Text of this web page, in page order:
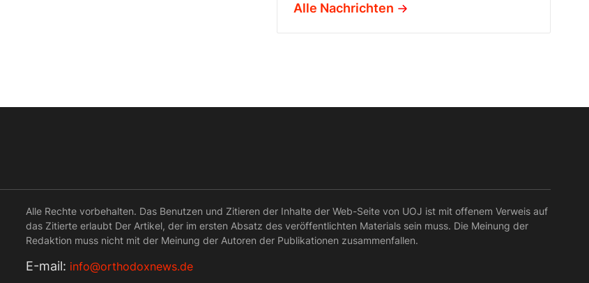
Alle Nachrichten
Alle Rechte vorbehalten. Das Benutzen und Zitieren der Inhalte der Web-Seite von UOJ ist mit offenem Verweis auf
das Zitierte erlaubt Der Artikel, der im ersten Absatz des veröffentlichten Materials sein muss. Die Meinung der
Redaktion muss nicht mit der Meinung der Autoren der Publikationen zusammenfallen.
Е-mail: info@orthodoxnews.de